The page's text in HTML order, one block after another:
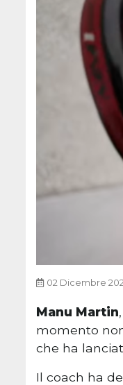
02 Dicembre
Manu Martin
momento
che ha
Il coach ha